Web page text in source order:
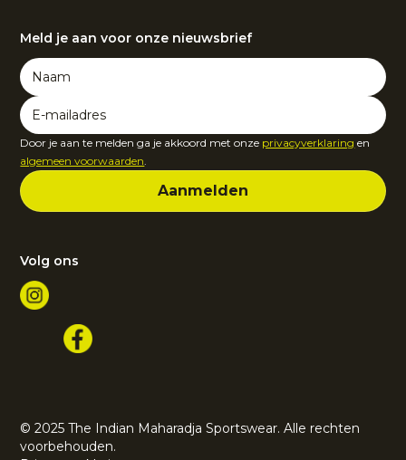
Meld je aan voor onze nieuwsbrief
Door je aan te melden ga je akkoord met onze privacyverklaring en
algemeen voorwaarden
Volg ons
© 2025 The Indian Maharadja Sportswear. Alle rechten
voorbehouden.